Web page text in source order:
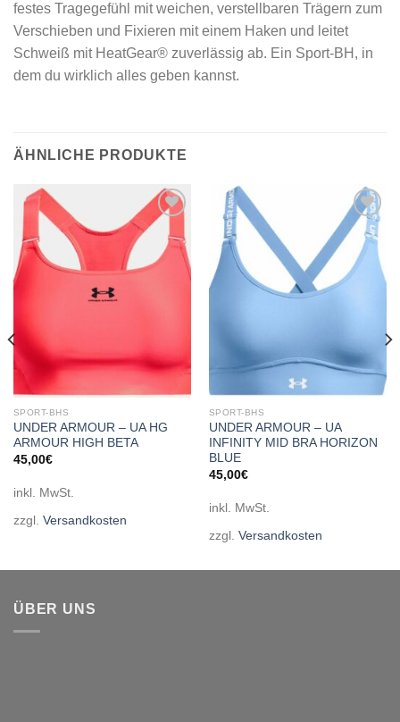
festes Tragegefühl mit weichen, verstellbaren Trägern zum
Verschieben und Fixieren mit einem Haken und leitet
Schweiß mit HeatGear® zuverlässig ab. Ein Sport-BH, in
dem du wirklich alles geben kannst.
ÄHNLICHE PRODUKTE
Add to
wishlist
SPORT-BHS
UNDER ARMOUR – UA HG
ARMOUR HIGH BETA
45,00€
inkl. MwSt.
zzgl. Versandkosten
Add to
wishlist
SPORT-BHS
UNDER ARMOUR – UA
INFINITY MID BRA HORIZON
BLUE
45,00€
inkl. MwSt.
zzgl. Versandkosten
ÜBER UNS